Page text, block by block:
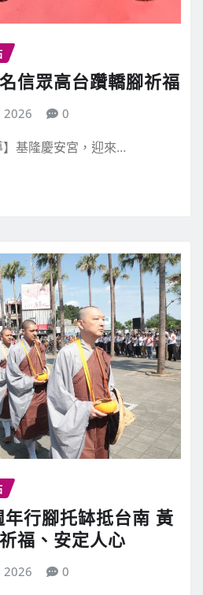
信眾高台躦轎腳祈福
2026 0
】基隆慶安宮，迎來…
行腳托缽抵台南 黃
福、安定人心
2026 0